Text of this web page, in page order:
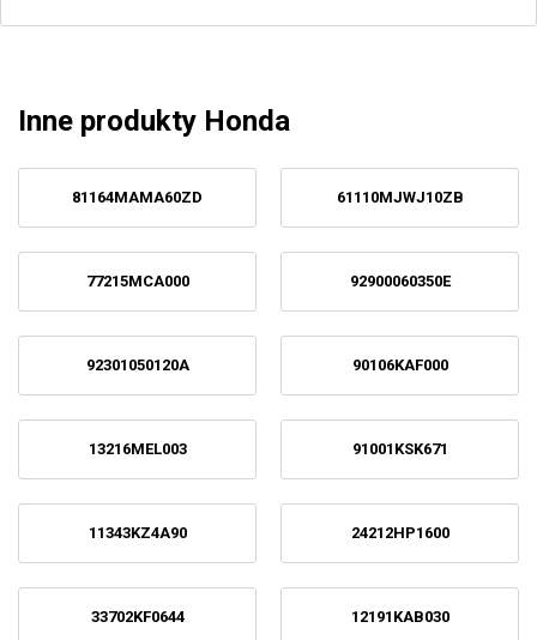
Inne produkty Honda
81164MAMA60ZD 61110MJWJ10ZB
77215MCA000 92900060350E
92301050120A 90106KAF000
13216MEL003 91001KSK671
11343KZ4A90 24212HP1600
33702KF0644 12191KAB030